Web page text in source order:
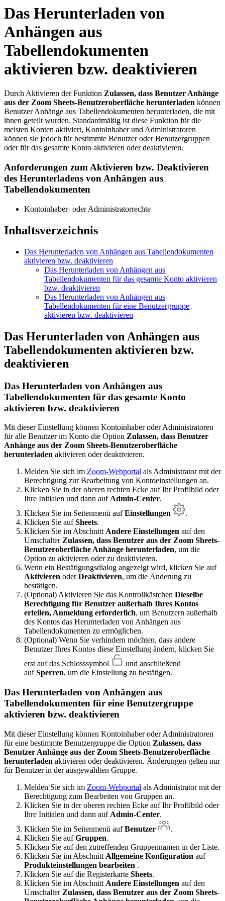
Das Herunterladen von
Anhängen aus
Tabellendokumenten
aktivieren bzw. deaktivieren
Durch Aktivieren der Funktion Zulassen, dass Benutzer Anhänge
aus der Zoom Sheets-Benutzeroberfläche herunterladen können
Benutzer Anhänge aus Tabellendokumenten herunterladen, die mit
ihnen geteilt wurden. Standardmäßig ist diese Funktion für die
meisten Konten aktiviert, Kontoinhaber und Administratoren
können sie jedoch für bestimmte Benutzer oder Benutzergruppen
oder für das gesamte Konto aktivieren oder deaktivieren.
Anforderungen zum Aktivieren bzw. Deaktivieren
des Herunterladens von Anhängen aus
Tabellendokumenten
Kontoinhaber- oder Administratorrechte
Inhaltsverzeichnis
Das Herunterladen von Anhängen aus Tabellendokumenten
aktivieren bzw. deaktivieren
Das Herunterladen von Anhängen aus
Tabellendokumenten für das gesamte Konto aktivieren
bzw. deaktivieren
Das Herunterladen von Anhängen aus
Tabellendokumenten für eine Benutzergruppe
aktivieren bzw. deaktivieren
Das Herunterladen von Anhängen aus
Tabellendokumenten aktivieren bzw.
deaktivieren
Das Herunterladen von Anhängen aus
Tabellendokumenten für das gesamte Konto
aktivieren bzw. deaktivieren
Mit dieser Einstellung können Kontoinhaber oder Administratoren
für alle Benutzer im Konto die Option Zulassen, dass Benutzer
Anhänge aus der Zoom Sheets-Benutzeroberfläche
herunterladen aktivieren oder deaktivieren.
Melden Sie sich im Zoom-Webportal als Administrator mit der
Berechtigung zur Bearbeitung von Kontoeinstellungen an.
Klicken Sie in der oberen rechten Ecke auf Ihr Profilbild oder
Ihre Initialen und dann auf Admin-Center.
Klicken Sie im Seitenmenü aufEinstellungen
.
Klicken Sie aufSheets.
Klicken Sie im Abschnitt Andere Einstellungen auf den
Umschalter Zulassen, dass Benutzer aus der Zoom Sheets-
Benutzeroberfläche Anhänge herunterladen, um die
Option zu aktivieren oder zu deaktivieren.
Wenn ein Bestätigungsdialog angezeigt wird, klicken Sie auf
Aktivieren oderDeaktivieren, um die Änderung zu
bestätigen.
(Optional) Aktivieren Sie das Kontrollkästchen Dieselbe
Berechtigung für Benutzer außerhalb Ihres Kontos
erteilen, Anmeldung erforderlich, um Benutzern außerhalb
des Kontos das Herunterladen von Anhängen aus
Tabellendokumenten zu ermöglichen.
(Optional) Wenn Sie verhindern möchten, dass andere
Benutzer Ihres Kontos diese Einstellung ändern, klicken Sie
erst auf das Schlosssymbol
und anschließend
aufSperren, um die Einstellung zu bestätigen.
Das Herunterladen von Anhängen aus
Tabellendokumenten für eine Benutzergruppe
aktivieren bzw. deaktivieren
Mit dieser Einstellung können Kontoinhaber oder Administratoren
für eine bestimmte Benutzergruppe die Option Zulassen, dass
Benutzer Anhänge aus der Zoom Sheets-Benutzeroberfläche
herunterladen aktivieren oder deaktivieren. Änderungen gelten nur
für Benutzer in der ausgewählten Gruppe.
Melden Sie sich im Zoom-Webportal als Administrator mit der
Berechtigung zum Bearbeiten von Gruppen an.
Klicken Sie in der oberen rechten Ecke auf Ihr Profilbild oder
Ihre Initialen und dann auf Admin-Center.
Klicken Sie im Seitenmenü aufBenutzer
.
Klicken Sie aufGruppen.
Klicken Sie auf den zutreffenden Gruppennamen in der Liste.
Klicken Sie im Abschnitt Allgemeine Konfiguration auf
Produkteinstellungen bearbeiten .
Klicken Sie auf die Registerkarte Sheets.
Klicken Sie im Abschnitt Andere Einstellungen auf den
Umschalter Zulassen, dass Benutzer aus der Zoom Sheets-